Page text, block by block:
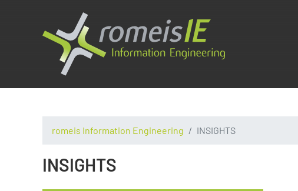
romeis Information Engineering INSIGHTS
INSIGHTS